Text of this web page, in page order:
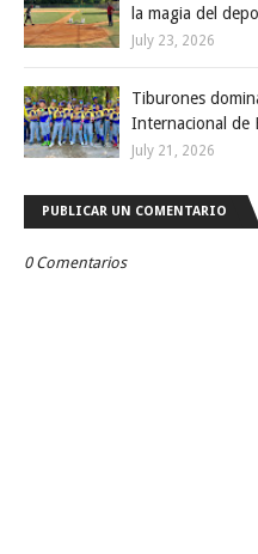
la magia del
July 23, 2026
Tiburones
Internacional de
July 21, 2026
PUBLICAR UN COMENTARIO
0 Comentarios